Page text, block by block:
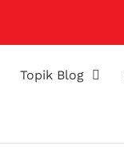
Topik Blog